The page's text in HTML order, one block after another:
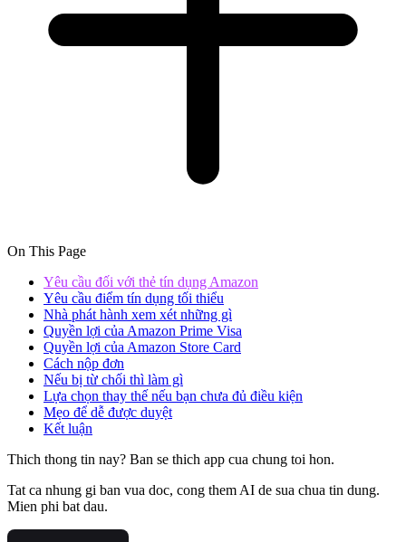
On This Page
Yêu cầu đối với thẻ tín dụng Amazon
Yêu cầu điểm tín dụng tối thiểu
Nhà phát hành xem xét những gì
Quyền lợi của Amazon Prime Visa
Quyền lợi của Amazon Store Card
Cách nộp đơn
Nếu bị từ chối thì làm gì
Lựa chọn thay thế nếu bạn chưa đủ điều kiện
Mẹo để dễ được duyệt
Kết luận
Thich thong tin nay? Ban se thich app cua chung toi hon.
Tat ca nhung gi ban vua doc, cong them AI de sua chua tin dung.
Mien phi bat dau.